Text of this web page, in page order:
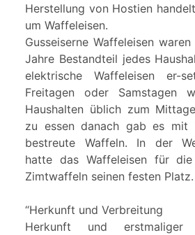
Herstellung von Hostien
um Waffeleisen.
Gusseiserne Waffeleisen
Jahre Bestandteil jedes
elektrische Waffeleisen er-
Freitagen oder Samstagen
Haushalten üblich zum
zu essen danach gab es mit
bestreute Waffeln. In der
hatte das Waffeleisen für
Zimtwaffeln seinen festen Platz.
“Herkunft und Verbreitung
Herkunft und erstmaliger